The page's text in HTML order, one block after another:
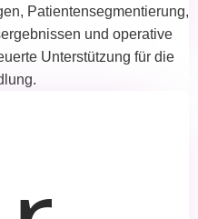
Patientensegmentierung,
und operative
Unterstützung für die